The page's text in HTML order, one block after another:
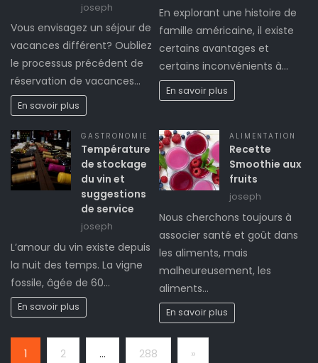
joseph
Vous envisagez un séjour de
vacances différent? Oubliez
le processus précédent de
réservation de vacances…
En savoir plus
En explorant une histoire de
famille américaine, il existe
certains avantages et
certains inconvénients à…
En savoir plus
GASTRONOMIE
Température
de stockage
du vin et
suggestions
de service
joseph
L’amour du vin existe depuis
la nuit des temps. La vigne
fossile, âgée de 60…
En savoir plus
ALIMENTATION
Recette
Smoothie aux
fruits
joseph
Nous cherchons toujours à
associer santé et goût dans
les aliments, mais
malheureusement, les
aliments…
En savoir plus
1 2 … 288 Next
»